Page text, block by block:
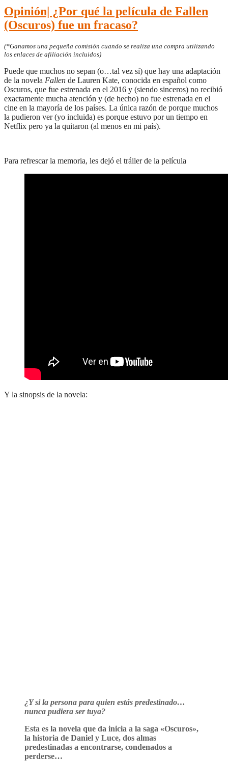
Opinión| ¿Por qué la película de Fallen
(Oscuros) fue un fracaso?
(*Ganamos una pequeña comisión cuando se realiza una compra utilizando
los enlaces de afiliación incluidos)
Puede que muchos no sepan (o…tal vez sí) que hay una adaptación
de la novela Fallen de Lauren Kate, conocida en español como
Oscuros, que fue estrenada en el 2016 y (siendo sinceros) no recibió
exactamente mucha atención y (de hecho) no fue estrenada en el
cine en la mayoría de los países. La única razón de porque muchos
la pudieron ver (yo incluida) es porque estuvo por un tiempo en
Netflix pero ya la quitaron (al menos en mi país).
Para refrescar la memoria, les dejó el tráiler de la película
Y la sinopsis de la novela:
¿Y si la persona para quien estás predestinado…
nunca pudiera ser tuya?
Esta es la novela que da inicia a la saga «Oscuros»,
la historia de Daniel y Luce, dos almas
predestinadas a encontrarse, condenados a
perderse…